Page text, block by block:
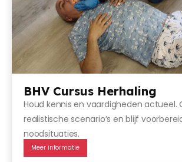
BHV Cursus Herhaling
Houd kennis en vaardigheden actueel.
realistische scenario’s en blijf
noodsituaties.
Meer informatie